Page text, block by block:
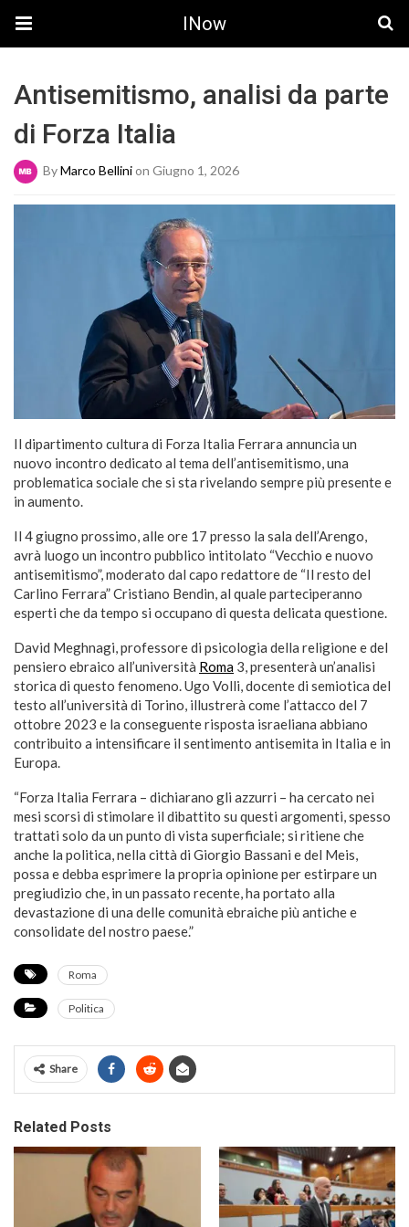
INow
Antisemitismo, analisi da parte
di Forza Italia
ByMarco Bellinion Giugno 1, 2026
Il dipartimento cultura di Forza Italia Ferrara annuncia un
nuovo incontro dedicato al tema dell’antisemitismo, una
problematica sociale che si sta rivelando sempre più presente e
in aumento.
Il 4 giugno prossimo, alle ore 17 presso la sala dell’Arengo,
avrà luogo un incontro pubblico intitolato “Vecchio e nuovo
antisemitismo”, moderato dal capo redattore de “Il resto del
Carlino Ferrara” Cristiano Bendin, al quale parteciperanno
esperti che da tempo si occupano di questa delicata questione.
David Meghnagi, professore di psicologia della religione e del
pensiero ebraico all’università Roma 3, presenterà un’analisi
storica di questo fenomeno. Ugo Volli, docente di semiotica del
testo all’università di Torino, illustrerà come l’attacco del 7
ottobre 2023 e la conseguente risposta israeliana abbiano
contribuito a intensificare il sentimento antisemita in Italia e in
Europa.
“Forza Italia Ferrara – dichiarano gli azzurri – ha cercato nei
mesi scorsi di stimolare il dibattito su questi argomenti, spesso
trattati solo da un punto di vista superficiale; si ritiene che
anche la politica, nella città di Giorgio Bassani e del Meis,
possa e debba esprimere la propria opinione per estirpare un
pregiudizio che, in un passato recente, ha portato alla
devastazione di una delle comunità ebraiche più antiche e
consolidate del nostro paese.”
Roma
Politica
Share
Related Posts